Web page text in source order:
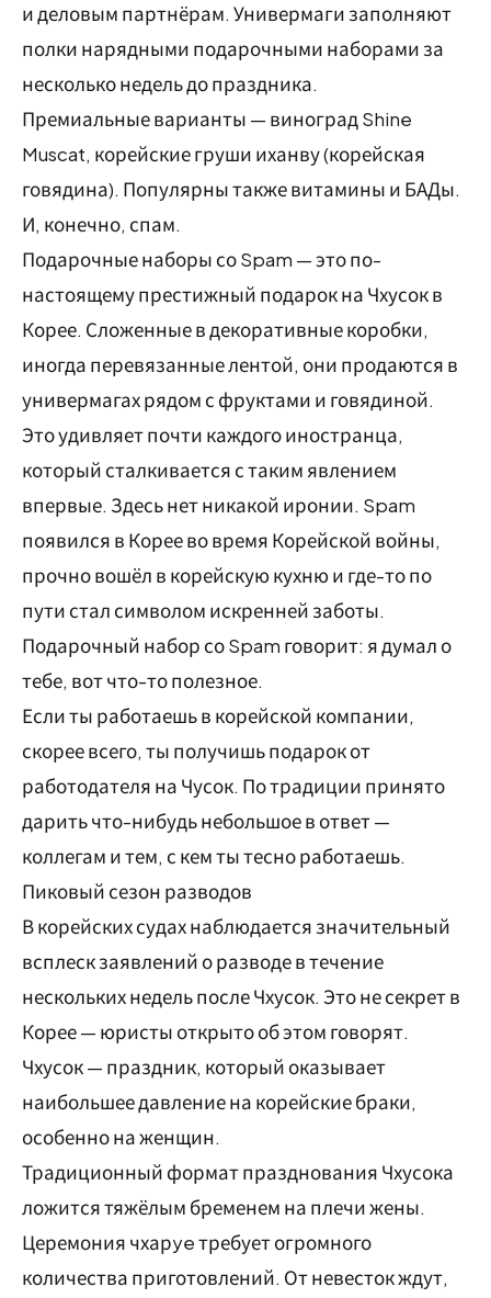
и деловым партнёрам. Универмаги заполняют
полки нарядными подарочными наборами за
несколько недель до праздника.
Премиальные варианты — виноград Shine
Muscat, корейские груши иханву (корейская
говядина). Популярны также витамины и БАДы.
И, конечно, спам.
Подарочные наборы со Spam — это по-
настоящему престижный подарок на Чхусок в
Корее. Сложенные в декоративные коробки,
иногда перевязанные лентой, они продаются в
универмагах рядом с фруктами и говядиной.
Это удивляет почти каждого иностранца,
который сталкивается с таким явлением
впервые. Здесь нет никакой иронии. Spam
появился в Корее во время Корейской войны,
прочно вошёл в корейскую кухню и где-то по
пути стал символом искренней заботы.
Подарочный набор со Spam говорит: я думал о
тебе, вот что-то полезное.
Если ты работаешь в корейской компании,
скорее всего, ты получишь подарок от
работодателя на Чусок. По традиции принято
дарить что-нибудь небольшое в ответ —
коллегам и тем, с кем ты тесно работаешь.
Пиковый сезон разводов
В корейских судах наблюдается значительный
всплеск заявлений о разводе в течение
нескольких недель после Чхусок. Это не секрет в
Корее — юристы открыто об этом говорят.
Чхусок — праздник, который оказывает
наибольшее давление на корейские браки,
особенно на женщин.
Традиционный формат празднования Чхусока
ложится тяжёлым бременем на плечи жены.
Церемония чхарye требует огромного
количества приготовлений. От невесток ждут,